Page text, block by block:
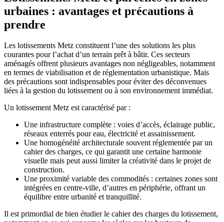
urbaines : avantages et précautions à
prendre
Les lotissements Metz constituent l’une des solutions les plus
courantes pour l’achat d’un terrain prêt à bâtir. Ces secteurs
aménagés offrent plusieurs avantages non négligeables, notamment
en termes de viabilisation et de réglementation urbanistique. Mais
des précautions sont indispensables pour éviter des déconvenues
liées à la gestion du lotissement ou à son environnement immédiat.
Un lotissement Metz est caractérisé par :
Une infrastructure complète : voies d’accès, éclairage public,
réseaux enterrés pour eau, électricité et assainissement.
Une homogénéité architecturale souvent réglementée par un
cahier des charges, ce qui garantit une certaine harmonie
visuelle mais peut aussi limiter la créativité dans le projet de
construction.
Une proximité variable des commodités : certaines zones sont
intégrées en centre-ville, d’autres en périphérie, offrant un
équilibre entre urbanité et tranquillité.
Il est primordial de bien étudier le cahier des charges du lotissement,